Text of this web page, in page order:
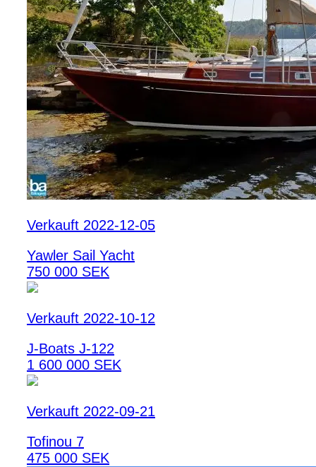
Verkauft 2022-12-05
Yawler Sail Yacht
750 000 SEK
Verkauft 2022-10-12
J-Boats J-122
1 600 000 SEK
Verkauft 2022-09-21
Tofinou 7
475 000 SEK